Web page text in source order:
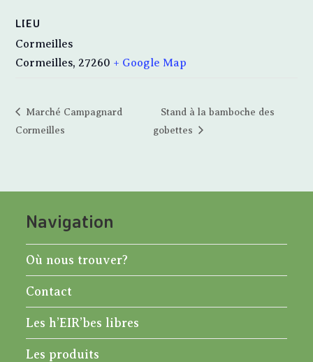
LIEU
Cormeilles
Cormeilles, 27260 + Google Map
Marché Campagnard
Cormeilles
Stand à la bamboche des
gobettes
Navigation
Où nous trouver?
Contact
Les h’EIR’bes libres
Les produits